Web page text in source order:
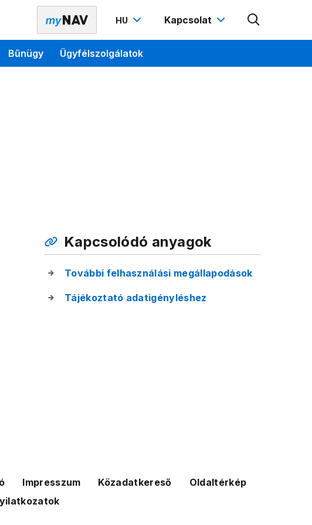
HU Kapcsolat
Bűnügy Ügyfélszolgálatok
Kapcsolódó anyagok
További felhasználási megállapodások
Tájékoztató adatigényléshez
Impresszum Közadatkereső
Oldaltérkép